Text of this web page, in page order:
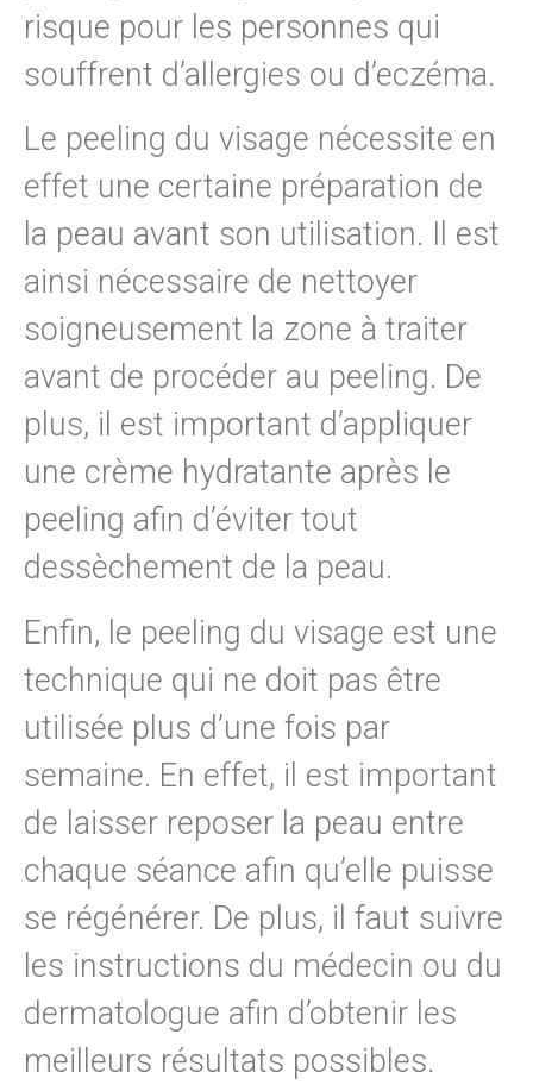
risque pour les personnes qui
souffrent d’allergies ou d’eczéma.
Le peeling du visage nécessite en
effet une certaine préparation de
la peau avant son utilisation. Il est
ainsi nécessaire de nettoyer
soigneusement la zone à traiter
avant de procéder au peeling. De
plus, il est important d’appliquer
une crème hydratante après le
peeling afin d’éviter tout
dessèchement de la peau.
Enfin, le peeling du visage est une
technique qui ne doit pas être
utilisée plus d’une fois par
semaine. En effet, il est important
de laisser reposer la peau entre
chaque séance afin qu’elle puisse
se régénérer. De plus, il faut suivre
les instructions du médecin ou du
dermatologue afin d’obtenir les
meilleurs résultats possibles.